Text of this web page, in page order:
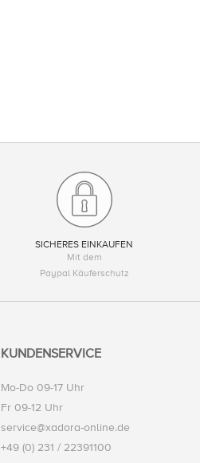
SICHERES EINKAUFEN
Mit dem
Paypal Käuferschutz
KUNDENSERVICE
Mo-Do 09-17 Uhr
Fr 09-12 Uhr
service@xadora-online.de
+49 (0) 231 / 22391100